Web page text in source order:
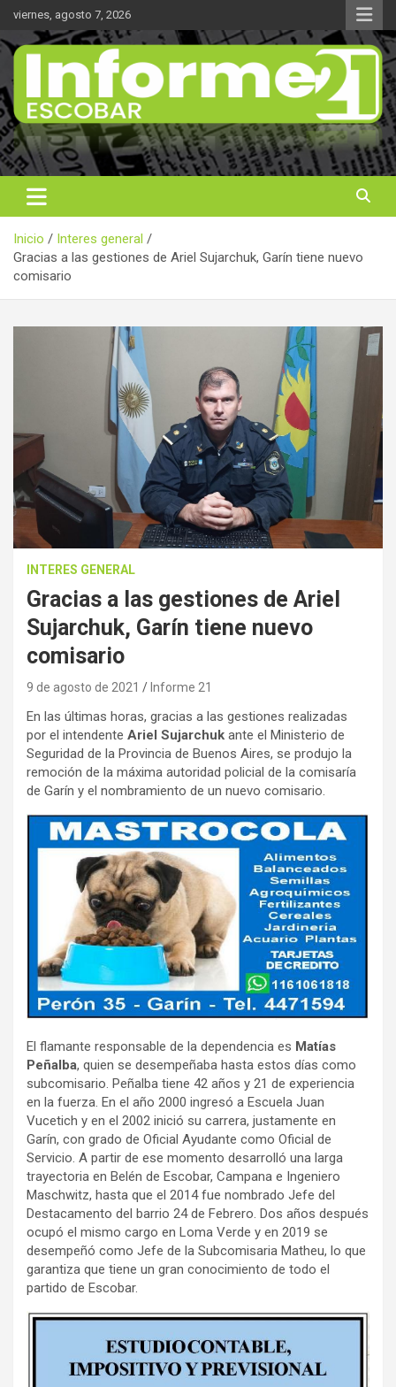
Saltar
contenido
viernes, agosto 7, 2026
Informe 21
Noticas reales
Inicio
Interes general
Gracias a las gestiones de Ariel Sujarchuk, Garín tiene nuevo
comisario
INTERES GENERAL
Gracias a las gestiones de Ariel
Sujarchuk, Garín tiene nuevo
comisario
9 de agosto de 2021 Informe 21
En las últimas horas, gracias a las gestiones realizadas
por el intendente Ariel Sujarchuk ante el Ministerio de
Seguridad de la Provincia de Buenos Aires, se produjo la
remoción de la máxima autoridad policial de la comisaría
de Garín y el nombramiento de un nuevo comisario.
El flamante responsable de la dependencia es Matías
Peñalba, quien se desempeñaba hasta estos días como
subcomisario. Peñalba tiene 42 años y 21 de experiencia
en la fuerza. En el año 2000 ingresó a Escuela Juan
Vucetich y en el 2002 inició su carrera, justamente en
Garín, con grado de Oficial Ayudante como Oficial de
Servicio. A partir de ese momento desarrolló una larga
trayectoria en Belén de Escobar, Campana e Ingeniero
Maschwitz, hasta que el 2014 fue nombrado Jefe del
Destacamento del barrio 24 de Febrero. Dos años después
ocupó el mismo cargo en Loma Verde y en 2019 se
desempeñó como Jefe de la Subcomisaria Matheu, lo que
garantiza que tiene un gran conocimiento de todo el
partido de Escobar.